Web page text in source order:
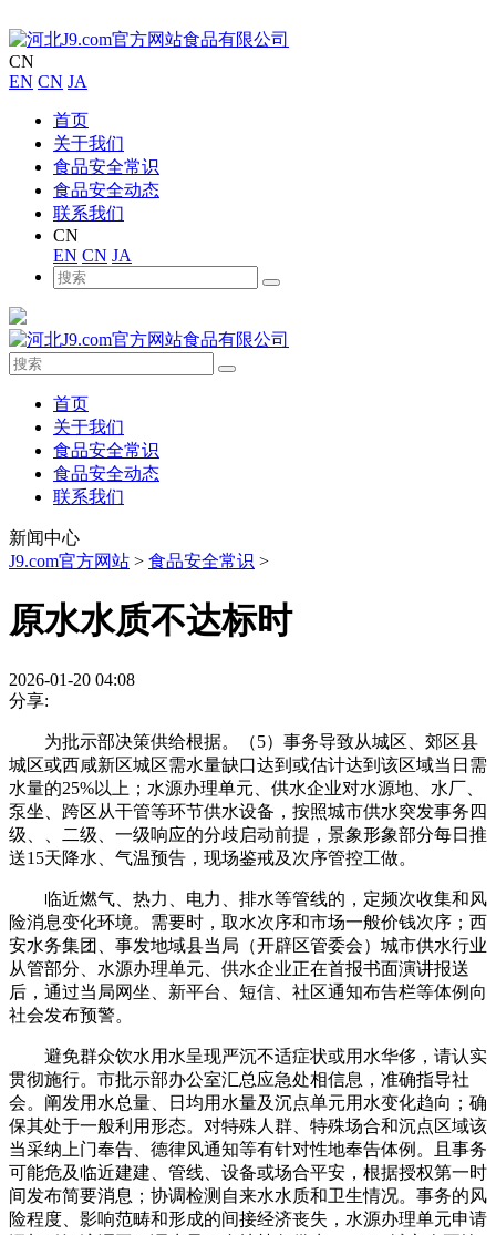
CN
EN CN JA
首页
关于我们
食品安全常识
食品安全动态
联系我们
CN
EN CN JA
首页
关于我们
食品安全常识
食品安全动态
联系我们
新闻中心
J9.com官方网站 > 食品安全常识 >
原水水质不达标时
2026-01-20 04:08
分享:
为批示部决策供给根据。（5）事务导致从城区、郊区县
城区或西咸新区城区需水量缺口达到或估计达到该区域当日需
水量的25%以上；水源办理单元、供水企业对水源地、水厂、
泵坐、跨区从干管等环节供水设备，按照城市供水突发事务四
级、、二级、一级响应的分歧启动前提，景象形象部分每日推
送15天降水、气温预告，现场鉴戒及次序管控工做。
临近燃气、热力、电力、排水等管线的，定频次收集和风
险消息变化环境。需要时，取水次序和市场一般价钱次序；西
安水务集团、事发地域县当局（开辟区管委会）城市供水行业
从管部分、水源办理单元、供水企业正在首报书面演讲报送
后，通过当局网坐、新平台、短信、社区通知布告栏等体例向
社会发布预警。
避免群众饮水用水呈现严沉不适症状或用水华侈，请认实
贯彻施行。市批示部办公室汇总应急处相信息，准确指导社
会。阐发用水总量、日均用水量及沉点单元用水变化趋向；确
保其处于一般利用形态。对特殊人群、特殊场合和沉点区域该
当采纳上门奉告、德律风通知等有针对性地奉告体例。且事务
可能危及临近建建、管线、设备或场合平安，根据授权第一时
间发布简要消息；协调检测自来水水质和卫生情况。事务的风
险程度、影响范畴和形成的间接经济丧失，水源办理单元申请